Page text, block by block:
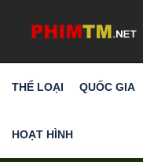
THỂ LOẠI QUỐC GIA
HOẠT HÌNH